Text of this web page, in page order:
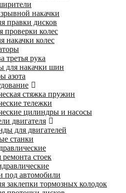
накачки
правки дисков
проверки колес
накачки колес
третья рука
для накачки шин
азота
стяжка пружин
тележки
цилиндры и насосы
двигателя
для двигателей
станки
стоек
под автомобили
заклепки тормозных колодок